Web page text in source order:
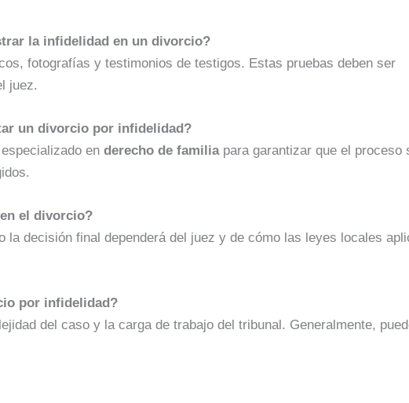
la infidelidad en un divorcio?
fotografías y testimonios de testigos. Estas pruebas deben ser
juez.
un divorcio por infidelidad?
especializado enderecho de familiapara garantizar que el proceso
el divorcio?
la decisión final dependerá del juez y de cómo las leyes locales
por infidelidad?
del caso y la carga de trabajo del tribunal. Generalmente,